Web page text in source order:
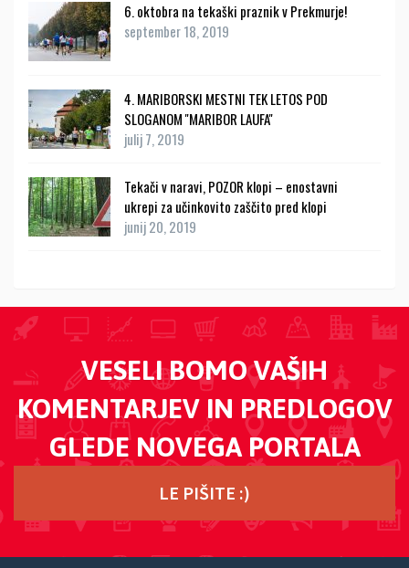
6. oktobra na tekaški praznik v Prekmurje!
september 18, 2019
4. MARIBORSKI MESTNI TEK LETOS POD
SLOGANOM ''MARIBOR LAUFA''
julij 7, 2019
Tekači v naravi, POZOR klopi – enostavni
ukrepi za učinkovito zaščito pred klopi
junij 20, 2019
VESELI BOMO VAŠIH
KOMENTARJEV IN PREDLOGOV
GLEDE NOVEGA PORTALA
LE PIŠITE :)